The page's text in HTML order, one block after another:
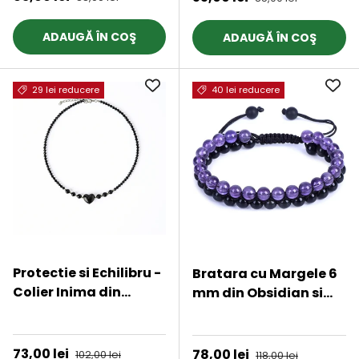
ADAUGĂ ÎN COŞ
baieti si fete
ADAUGĂ ÎN COŞ
29 lei reducere
Protectie si Echilibru -
Colier Inima din
Obsidian Natural
Preț de vânzare
73,00 lei Preț obișnuit
102,00 lei
40 lei reducere
Bratara cu Margele 6
mm din Obsidian si
Creativitate,
Protectie,
Preț de vânzare
78,00 lei Preț obișnuit
118,00 lei